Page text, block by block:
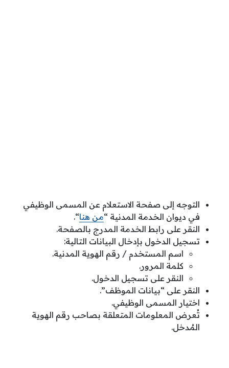
التوجه إلى صفحة الاستعلام عن المسمى الوظيفي
في ديوان الخدمة المدنية “من هنا“.
النقر على رابط الخدمة المدرج بالصفحة.
تسجيل الدخول بإدخال البيانات التالية:
اسم المستخدم / رقم الهوية المدنية.
كلمة المرور.
النقر على تسجيل الدخول.
النقر على “بيانات الموظف”.
اختيار المسمى الوظيفي.
تُعرض المعلومات المتعلقة بصاحب رقم الهوية
المُدخل.